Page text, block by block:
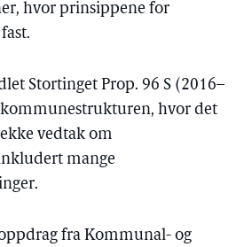
hvor prinsippene for
Stortinget Prop. 96 S (2016–
hvor det
vedtak om
mange
fra Kommunal- og